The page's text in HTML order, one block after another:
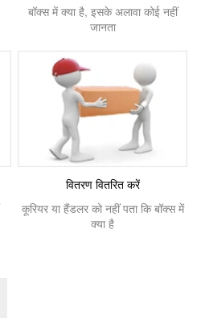
बॉक्स में क्या है, इसके अलावा कोई नहीं
जानता
वितरण वितरित करें
कूरियर या हैंडलर को नहीं पता कि बॉक्स में
क्या है